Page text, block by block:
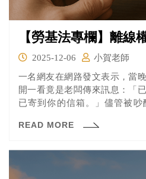
【勞基法專欄】離線
2025-12-06
小賀老師
一名網友在網路發文表示，當
開一看竟是老闆傳來訊息：「
已寄到你的信箱。」儘管被
回應「沒有沒有，週一再看就
READ MORE